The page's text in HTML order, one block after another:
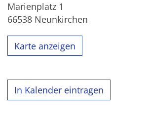
Marienplatz 1
66538 Neunkirchen
Karte anzeigen
In Kalender eintragen